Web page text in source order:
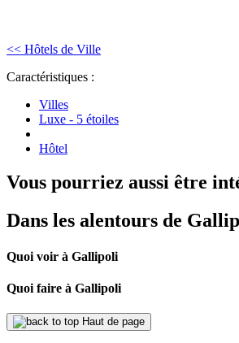
<< Hôtels de Ville
Caractéristiques :
Villes
Luxe - 5 étoiles
Hôtel
Vous pourriez aussi être
Dans les alentours de
Quoi voir à Gallipoli
Quoi faire à Gallipoli
Haut de page